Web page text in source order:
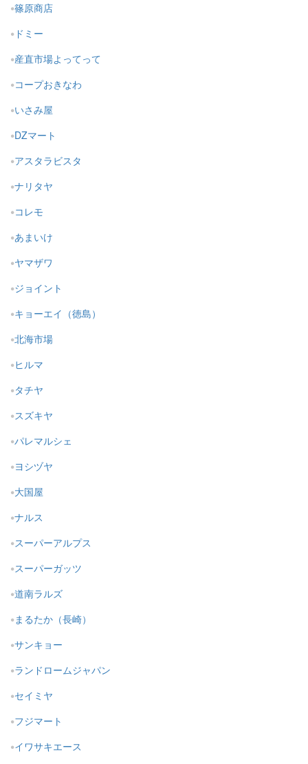
篠原商店
ドミー
産直市場よってって
コープおきなわ
いさみ屋
DZマート
アスタラビスタ
ナリタヤ
コレモ
あまいけ
ヤマザワ
ジョイント
キョーエイ（徳島）
北海市場
ヒルマ
タチヤ
スズキヤ
パレマルシェ
ヨシヅヤ
大国屋
ナルス
スーパーアルプス
スーパーガッツ
道南ラルズ
まるたか（長崎）
サンキョー
ランドロームジャパン
セイミヤ
フジマート
イワサキエース